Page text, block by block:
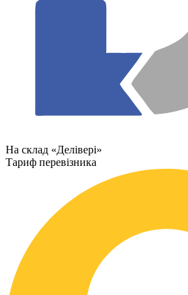
На склад «Делівері»
Тариф перевізника